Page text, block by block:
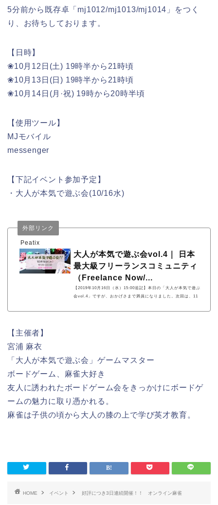
5分前から既存卓「mj1012/mj1013/mj1014」をつく
り、お待ちしております。
【日時】
❀10月12日(土) 19時半から21時頃
❀10月13日(日) 19時半から21時頃
❀10月14日(月·祝) 19時から20時半頃
【使用ツール】
MJモバイル
messenger
【下記イベント参加予定】
・大人が本気で遊ぶ会(10/16水)
Peatix
外部リンク
大人が本気で遊ぶ会vol.4｜ 日本
最大級フリーランスコミュニティ
（Freelance Now/...
【2019年10月16日（水）15:00追記】本日の「大人が本気で遊ぶ
会vol.4」ですが、おかげさまで満員になりました。次回は、11
Peatix : More than a ticket.
【主催者】
宮浦 麻衣
「大人が本気で遊ぶ会」ゲームマスター
ボードゲーム、麻雀大好き
友人に誘われたボードゲーム会をきっかけにボードゲ
ームの魅力に取り憑かれる。
麻雀は子供の頃から大人の膝の上で学び英才教育。
HOME イベント 好評につき3日連続開催！！ オンライン麻雀